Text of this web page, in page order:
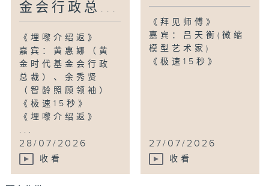
金会行政总...
《埋嚟介绍返》
嘉宾：黄惠娜（黄
金时代基金会行政
总裁）、余秀贤
（智龄照顾领袖）
《极速15秒》
《埋嚟介绍返》
...
28/07/2026
收看
《拜见师傅》
嘉宾：吕天衡(微缩
模型艺术家)
《极速15秒》
27/07/2026
收看